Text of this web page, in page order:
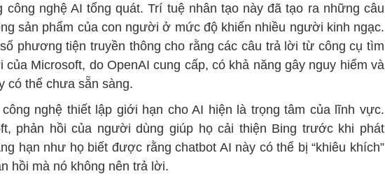
công nghệ AI tổng quát. Trí tuệ nhân tạo này đã tạo ra những câu
sản phẩm của con người ở mức độ khiến nhiều người kinh ngạc.
phương tiện truyền thông cho rằng các câu trả lời từ công cụ tìm
của Microsoft, do OpenAI cung cấp, có khả năng gây nguy hiểm và
có thể chưa sẵn sàng.
nghệ thiết lập giới hạn cho AI hiện là trọng tâm của lĩnh vực.
phản hồi của người dùng giúp họ cải thiện Bing trước khi phát
hạn như họ biết được rằng chatbot AI này có thể bị “khiêu khích”
hồi mà nó không nên trả lời.